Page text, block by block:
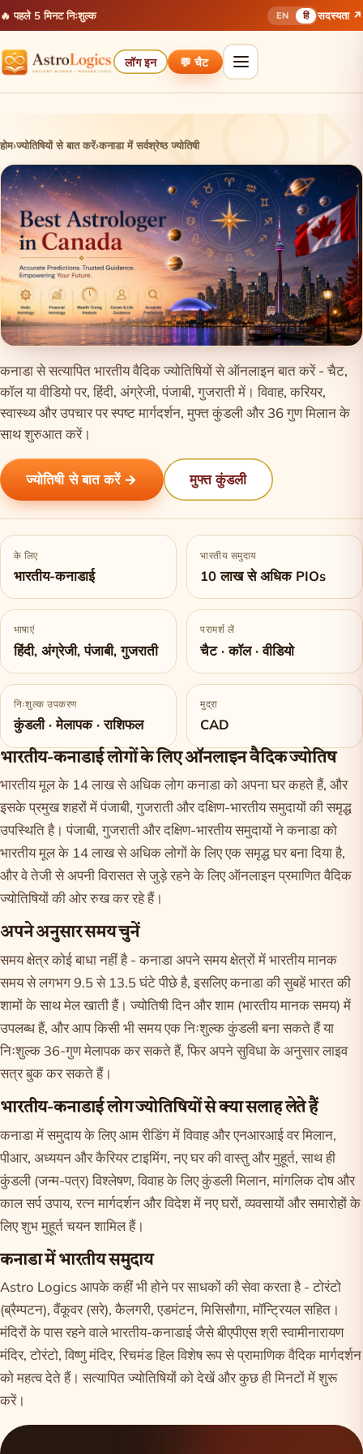
🔥 पहले 5 मिनट निःशुल्क EN हिं सदस्यता ↗
लॉग इन 💬 चैट
होम›ज्योतिषियों से बात करें›कनाडा में सर्वश्रेष्ठ ज्योतिषी
कनाडा में सर्वश्रेष्ठ ज्योतिषी
कनाडा से सत्यापित भारतीय वैदिक ज्योतिषियों से ऑनलाइन बात करें - चैट,
कॉल या वीडियो पर, हिंदी, अंग्रेजी, पंजाबी, गुजराती में। विवाह, करियर,
स्वास्थ्य और उपचार पर स्पष्ट मार्गदर्शन, मुफ्त कुंडली और 36 गुण मिलान के
साथ शुरुआत करें।
ज्योतिषी से बात करें → मुफ्त कुंडली
के लिए
भारतीय-कनाडाई
भारतीय समुदाय
10 लाख से अधिक PIOs
भाषाएं
हिंदी, अंग्रेजी, पंजाबी, गुजराती
परामर्श लें
चैट · कॉल · वीडियो
निःशुल्क उपकरण
कुंडली · मेलापक · राशिफल
मुद्रा
CAD
भारतीय-कनाडाई लोगों के लिए ऑनलाइन वैदिक ज्योतिष
भारतीय मूल के 14 लाख से अधिक लोग कनाडा को अपना घर कहते हैं, और
इसके प्रमुख शहरों में पंजाबी, गुजराती और दक्षिण-भारतीय समुदायों की समृद्ध
उपस्थिति है। पंजाबी, गुजराती और दक्षिण-भारतीय समुदायों ने कनाडा को
भारतीय मूल के 14 लाख से अधिक लोगों के लिए एक समृद्ध घर बना दिया है,
और वे तेजी से अपनी विरासत से जुड़े रहने के लिए ऑनलाइन प्रमाणित वैदिक
ज्योतिषियों की ओर रुख कर रहे हैं।
अपने अनुसार समय चुनें
समय क्षेत्र कोई बाधा नहीं है - कनाडा अपने समय क्षेत्रों में भारतीय मानक
समय से लगभग 9.5 से 13.5 घंटे पीछे है, इसलिए कनाडा की सुबहें भारत की
शामों के साथ मेल खाती हैं। ज्योतिषी दिन और शाम (भारतीय मानक समय) में
उपलब्ध हैं, और आप किसी भी समय एक निःशुल्ककुंडलीबना सकते हैं या
निःशुल्क 36-गुण मेलापककर सकते हैं, फिर अपने सुविधा के अनुसार लाइव
सत्र बुक कर सकते हैं।
भारतीय-कनाडाई लोग ज्योतिषियों से क्या सलाह लेते हैं
कनाडा में समुदाय के लिए आम रीडिंग में विवाह और एनआरआई वर मिलान,
पीआर, अध्ययन और कैरियर टाइमिंग, नए घर की वास्तु और मुहूर्त, साथ ही
कुंडली (जन्म-पत्र) विश्लेषण, विवाह के लिए कुंडली मिलान, मांगलिक दोष और
काल सर्प उपाय, रत्न मार्गदर्शन और विदेश में नए घरों, व्यवसायों और समारोहों के
लिए शुभ मुहूर्त चयन शामिल हैं।
कनाडा में भारतीय समुदाय
Astro Logics आपके कहीं भी होने पर साधकों की सेवा करता है - टोरंटो
(ब्रैम्पटन), वैंकूवर (सरे), कैलगरी, एडमंटन, मिसिसौगा, मॉन्ट्रियल सहित।
मंदिरों के पास रहने वाले भारतीय-कनाडाई जैसे बीएपीएस श्री स्वामीनारायण
मंदिर, टोरंटो, विष्णु मंदिर, रिचमंड हिल विशेष रूप से प्रामाणिक वैदिक मार्गदर्शन
को महत्व देते हैं।सत्यापित ज्योतिषियों को देखेंऔर कुछ ही मिनटों में शुरू
करें।